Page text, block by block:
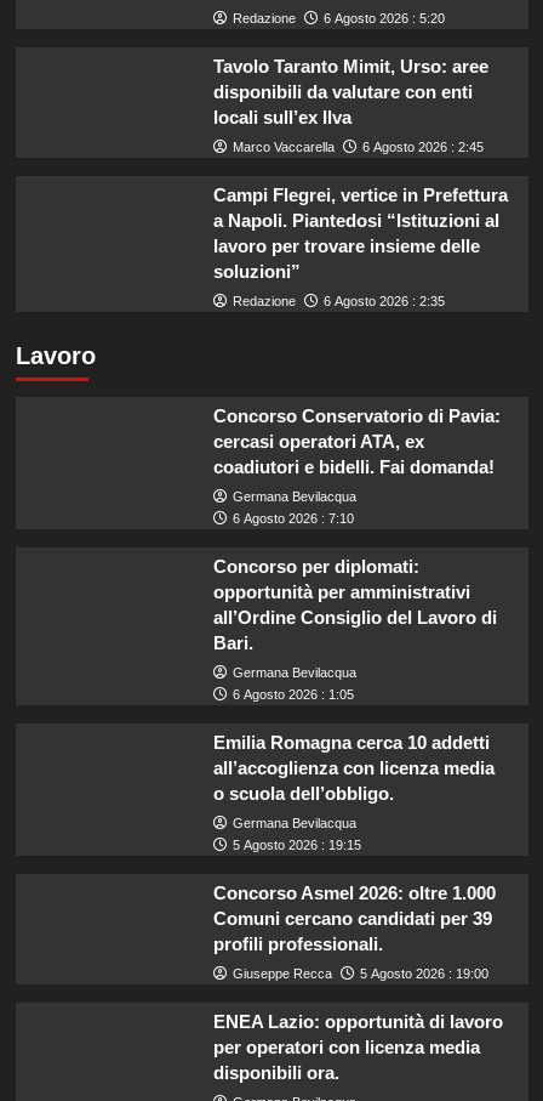
Redazione 6 Agosto 2026 : 5:20
Tavolo Taranto Mimit, Urso: aree
disponibili da valutare con enti
locali sull’ex Ilva
Marco Vaccarella 6 Agosto 2026 : 2:45
Campi Flegrei, vertice in Prefettura
a Napoli. Piantedosi “Istituzioni al
lavoro per trovare insieme delle
soluzioni”
Redazione 6 Agosto 2026 : 2:35
Lavoro
Concorso Conservatorio di Pavia:
cercasi operatori ATA, ex
coadiutori e bidelli. Fai domanda!
Germana Bevilacqua
6 Agosto 2026 : 7:10
Concorso per diplomati:
opportunità per amministrativi
all’Ordine Consiglio del Lavoro di
Bari.
Germana Bevilacqua
6 Agosto 2026 : 1:05
Emilia Romagna cerca 10 addetti
all’accoglienza con licenza media
o scuola dell’obbligo.
Germana Bevilacqua
5 Agosto 2026 : 19:15
Concorso Asmel 2026: oltre 1.000
Comuni cercano candidati per 39
profili professionali.
Giuseppe Recca 5 Agosto 2026 : 19:00
ENEA Lazio: opportunità di lavoro
per operatori con licenza media
disponibili ora.